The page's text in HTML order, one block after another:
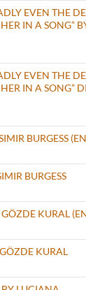
EVEN THE
IN A SONG”
EVEN THE
IN A SONG” DI
BURGESS
BURGESS
KURAL
KURAL